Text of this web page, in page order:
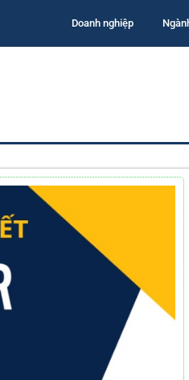
Doanh nghiệp